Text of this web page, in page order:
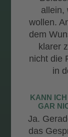
allein,
wollen.
dem
klarer
nicht die
in
KANN
GAR
Ja.
das